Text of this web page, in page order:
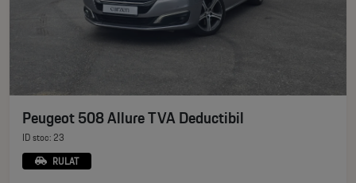
Peugeot 508 Allure TVA Deductibil
ID stoc: 23
RULAT